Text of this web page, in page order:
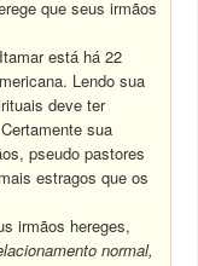
que seus irmãos
está há 22
Lendo sua
deve ter
sua
pseudo pastores
estragos que os
irmãos hereges,
normal,